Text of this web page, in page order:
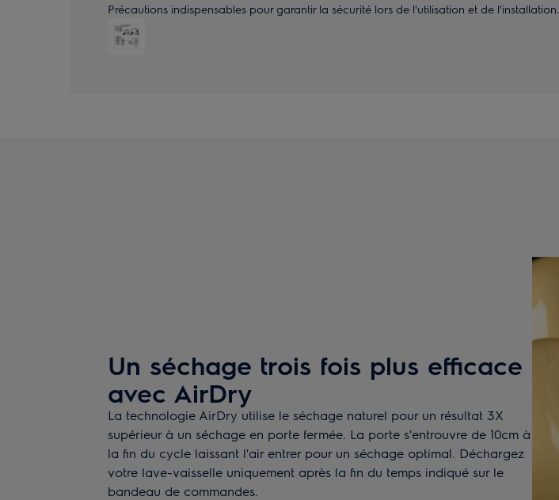
Précautions indispensables pour garantir la sécurité lors de l'utilisation et de l'installation.
Un séchage trois fois plus efficace
avec AirDry
La technologie AirDry utilise le séchage naturel pour un résultat 3X
supérieur à un séchage en porte fermée. La porte s'entrouvre de 10cm à
la fin du cycle laissant l'air entrer pour un séchage optimal. Déchargez
votre lave-vaisselle uniquement après la fin du temps indiqué sur le
bandeau de commandes.